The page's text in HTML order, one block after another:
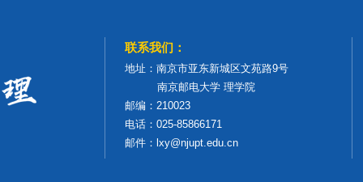
联系我们：
地址：南京市亚东新城区文苑路9号
南京邮电大学 理学院
邮编：210023
电话：025-85866171
邮件：lxy@njupt.edu.cn